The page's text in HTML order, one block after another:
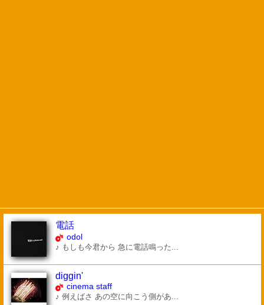
電話
odol
♪ もしも今君から 急に電話鳴った...
diggin'
cinema staff
♪ 例えばさ あの空に向こう側があ...